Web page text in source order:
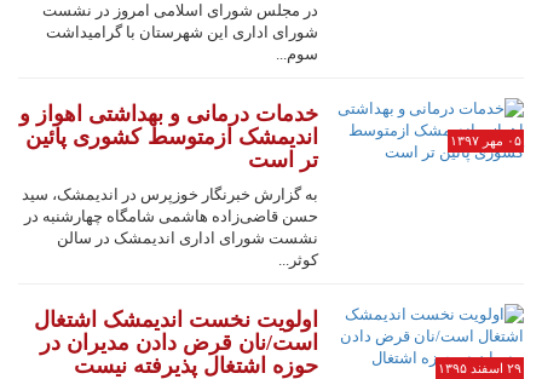
در مجلس شورای اسلامی امروز در نشست
شورای اداری این شهرستان با گرامیداشت
سوم...
۰۵ مهر ۱۳۹۷
خدمات درمانی و بهداشتی اهواز و
اندیمشک ازمتوسط کشوری پائین
تر است
به گزارش خبرنگار خوزپرس در اندیمشک، سید
حسن قاضی‌زاده هاشمی شامگاه چهارشنبه در
نشست شورای اداری اندیمشک در سالن
کوثر...
۲۹ اسفند ۱۳۹۵
اولویت نخست اندیمشک اشتغال
است/نان قرض دادن مدیران در
حوزه اشتغال پذیرفته نیست